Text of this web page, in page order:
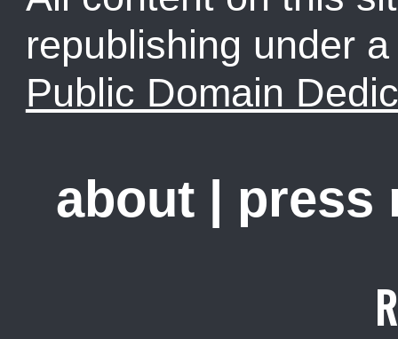
republishing under
Public Domain
about | press